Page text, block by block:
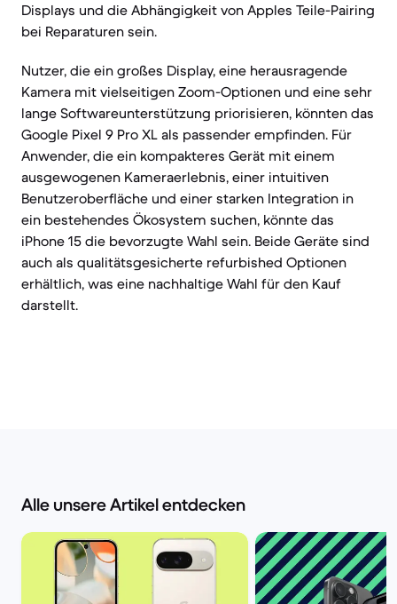
Displays und die Abhängigkeit von Apples Teile-Pairing
bei Reparaturen sein.
Nutzer, die ein großes Display, eine herausragende
Kamera mit vielseitigen Zoom-Optionen und eine sehr
lange Softwareunterstützung priorisieren, könnten das
Google Pixel 9 Pro XL als passender empfinden. Für
Anwender, die ein kompakteres Gerät mit einem
ausgewogenen Kameraerlebnis, einer intuitiven
Benutzeroberfläche und einer starken Integration in
ein bestehendes Ökosystem suchen, könnte das
iPhone 15 die bevorzugte Wahl sein. Beide Geräte sind
auch als qualitätsgesicherte refurbished Optionen
erhältlich, was eine nachhaltige Wahl für den Kauf
darstellt.
Alle unsere Artikel entdecken